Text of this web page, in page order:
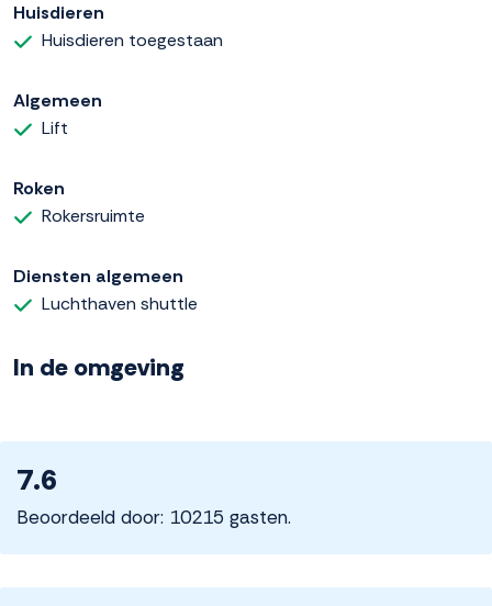
Huisdieren
Huisdieren toegestaan
Algemeen
Lift
Roken
Rokersruimte
Diensten algemeen
Luchthaven shuttle
In de omgeving
7.6
Beoordeeld door: 10215 gasten.